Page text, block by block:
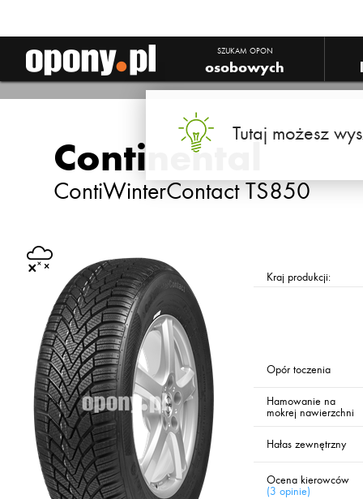
SZUKAM OPON
osobowych
Tutaj możesz
Continental
ContiWinterContact TS850
Kraj produkcji:
Opór toczenia
Hamowanie na
mokrej nawierzchni
Hałas zewnętrzny
Ocena kierowców
(3 opinie)